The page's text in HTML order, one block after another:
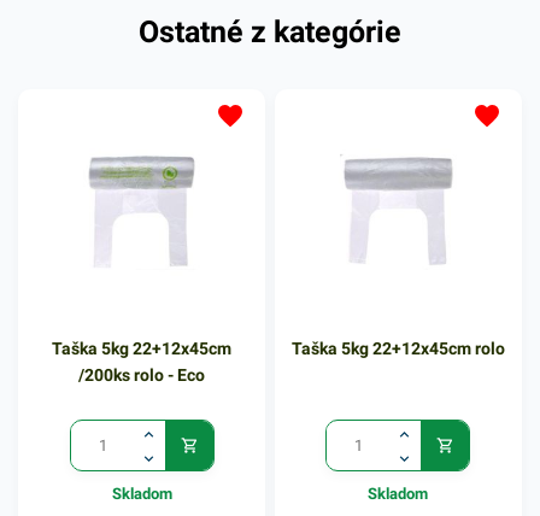
Ostatné z kategórie
Taška 5kg 22+12x45cm
/200ks rolo - Eco
Skladom
Taška 5kg 22+12x45cm rolo
Skladom